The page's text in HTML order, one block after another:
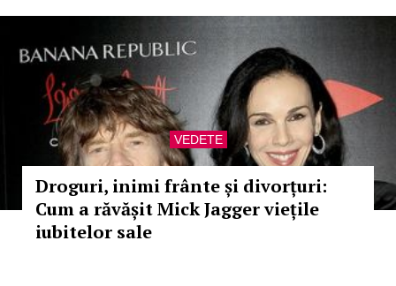
VEDETE
Droguri, inimi frânte și divorțuri:
Cum a răvășit Mick Jagger viețile
iubitelor sale